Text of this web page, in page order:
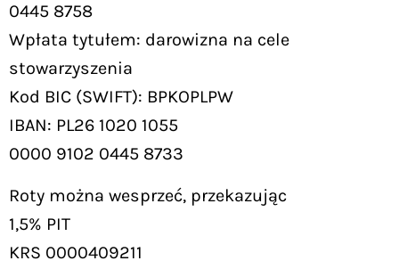
0445 8758
Wpłata tytułem: darowizna na cele
stowarzyszenia
Kod BIC (SWIFT): BPKOPLPW
IBAN: PL26 1020 1055
0000 9102 0445 8733
Roty można wesprzeć, przekazując
1,5% PIT
KRS 0000409211